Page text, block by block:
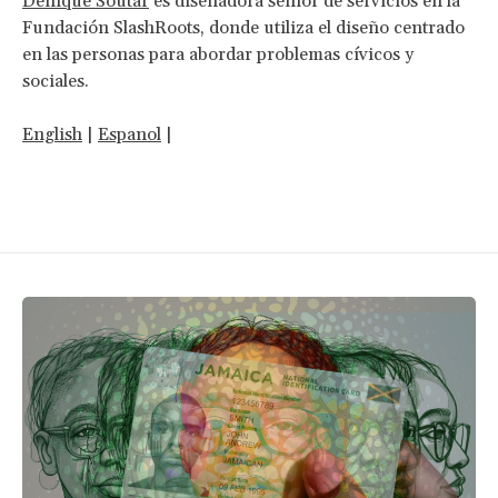
Fundación SlashRoots, donde utiliza el diseño centrado
en las personas para abordar problemas cívicos y
sociales.
English | Espanol |